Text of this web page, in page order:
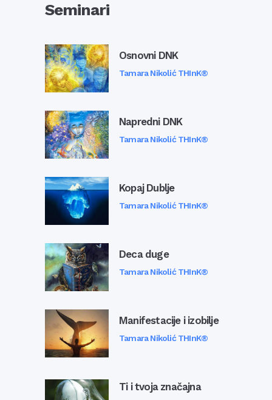
Seminari
Osnovni DNK
Tamara Nikolić THInK®
Napredni DNK
Tamara Nikolić THInK®
Kopaj Dublje
Tamara Nikolić THInK®
Deca duge
Tamara Nikolić THInK®
Manifestacije i izobilje
Tamara Nikolić THInK®
Ti i tvoja značajna